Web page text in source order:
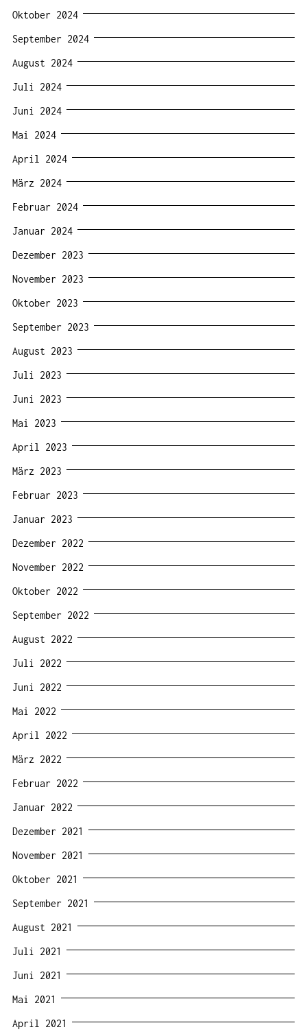
Oktober 2024
September 2024
August 2024
Juli 2024
Juni 2024
Mai 2024
April 2024
März 2024
Februar 2024
Januar 2024
Dezember 2023
November 2023
Oktober 2023
September 2023
August 2023
Juli 2023
Juni 2023
Mai 2023
April 2023
März 2023
Februar 2023
Januar 2023
Dezember 2022
November 2022
Oktober 2022
September 2022
August 2022
Juli 2022
Juni 2022
Mai 2022
April 2022
März 2022
Februar 2022
Januar 2022
Dezember 2021
November 2021
Oktober 2021
September 2021
August 2021
Juli 2021
Juni 2021
Mai 2021
April 2021